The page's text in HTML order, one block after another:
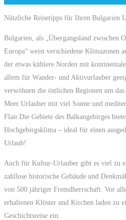
Nützliche Reisetipps für Ihren Bulgarien
Bulgarien, als „Übergangsland zwischen
Europa“ weist verschiedene Klimazonen
der etwas kühlere Norden mit
allem für Wander- und Aktivurlauber
verwöhnen die östlichen Regionen um das
Meer Urlauber mit viel Sonne und
Flair.Die Gebiete des Balkangebirges
Hochgebirgsklima – ideal für einen
Urlaub!
Auch für Kultur-Urlauber gibt es viel zu
zahllose historische Gebäude und
von 500 jähriger Fremdherrschaft. Vor
erhaltenen Klöster und Kirchen laden zu
Geschichtsreise ein.